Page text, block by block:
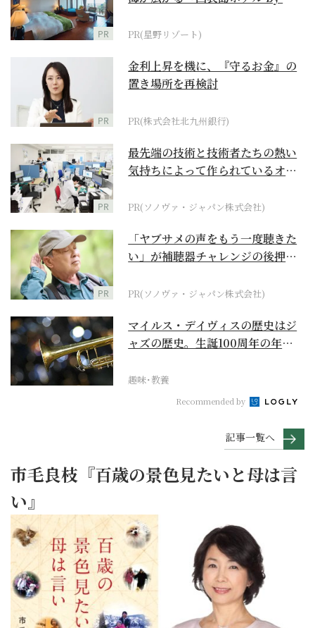
PR PR(星野リゾート)
PR
金利上昇を機に、『守るお金』の
置き場所を再検討
PR(株式会社北九州銀行)
PR
最先端の技術と技術者たちの熱い
気持ちによって作られているオー
PR(ソノヴァ・ジャパン株式会社)
PR
「ヤブサメの声をもう一度聴きた
い」が補聴器チャレンジの後押し
PR(ソノヴァ・ジャパン株式会社)
マイルス・デイヴィスの歴史はジ
ャズの歴史。生誕100周年の年に
趣味･教養
Recommended by
記事一覧へ
市毛良枝『百歳の景色見たいと母は言
い』